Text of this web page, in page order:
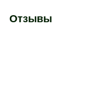
Отзывы